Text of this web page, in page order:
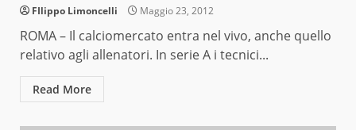
FIlippo Limoncelli Maggio 23, 2012
ROMA – Il calciomercato entra nel vivo, anche quello
relativo agli allenatori. In serie A i tecnici...
Read More